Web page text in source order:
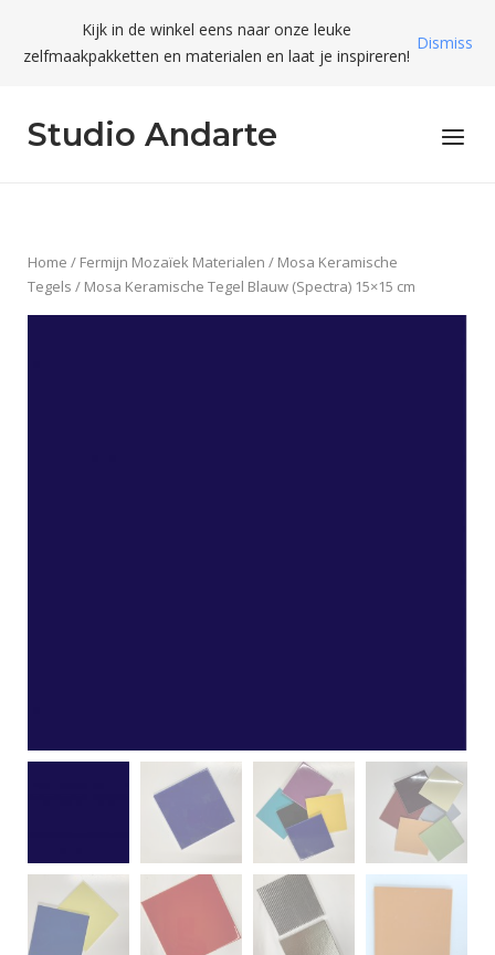
content
Kijk in de winkel eens naar onze leuke
zelfmaakpakketten en materialen en laat je inspireren!
Dismiss
Studio Andarte Menu
Home / Fermijn Mozaïek Materialen / Mosa Keramische
Tegels / Mosa Keramische Tegel Blauw (Spectra) 15×15 cm